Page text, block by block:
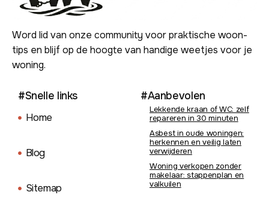
Word lid van onze community voor praktische woon-
tips en blijf op de hoogte van handige weetjes voor je
woning.
#Snelle links
Home
Blog
Sitemap
#Aanbevolen
Lekkende kraan of WC: zelf
repareren in 30 minuten
Asbest in oude woningen:
herkennen en veilig laten
verwijderen
Woning verkopen zonder
makelaar: stappenplan en
valkuilen